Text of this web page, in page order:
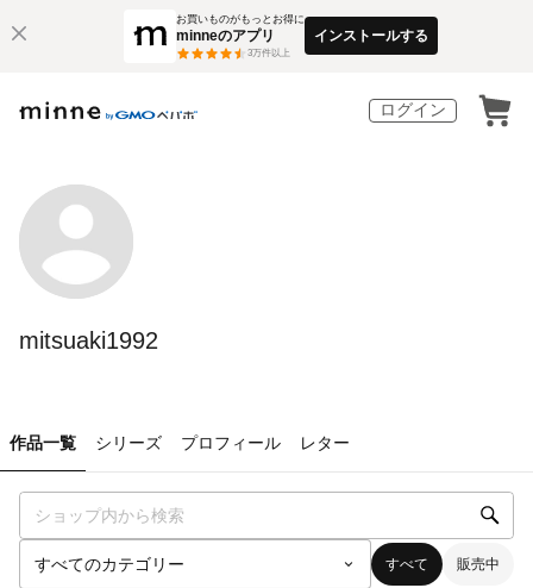
お買いものがもっとお得に
minneのアプリ
3万件以上
インストールする
ログイン
mitsuaki1992
作品一覧 シリーズ プロフィール レター
すべて 販売中